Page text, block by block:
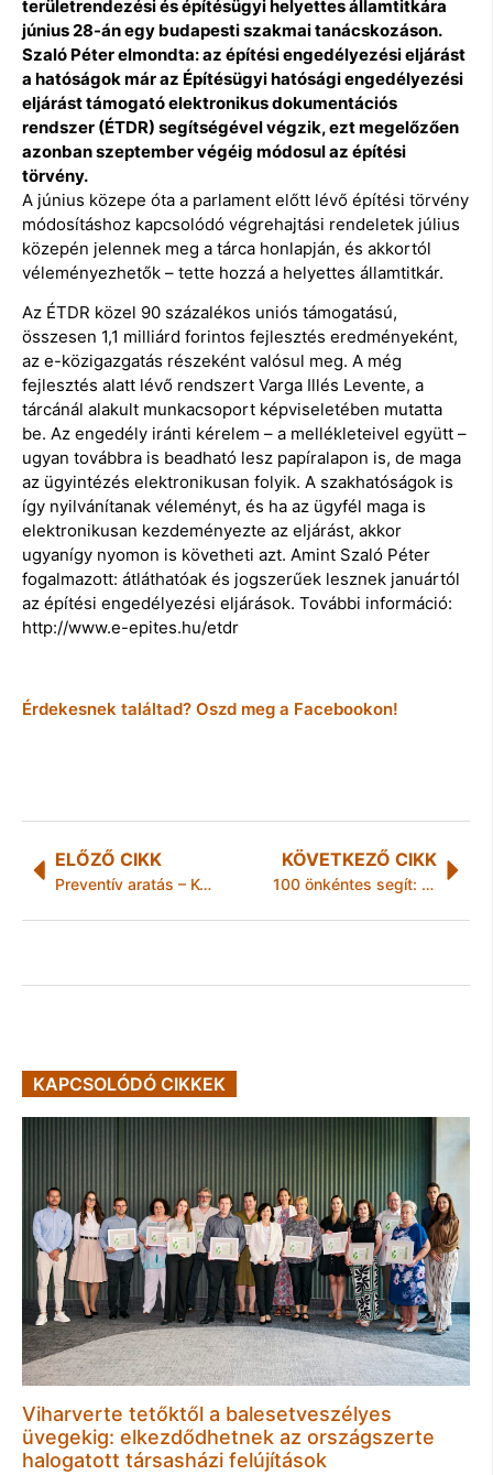
területrendezési és építésügyi helyettes államtitkára
június 28-án egy budapesti szakmai tanácskozáson.
Szaló Péter elmondta: az építési engedélyezési eljárást
a hatóságok már az Építésügyi hatósági engedélyezési
eljárást támogató elektronikus dokumentációs
rendszer (ÉTDR) segítségével végzik, ezt megelőzően
azonban szeptember végéig módosul az építési
törvény.
A június közepe óta a parlament előtt lévő építési törvény
módosításhoz kapcsolódó végrehajtási rendeletek július
közepén jelennek meg a tárca honlapján, és akkortól
véleményezhetők – tette hozzá a helyettes államtitkár.
Az ÉTDR közel 90 százalékos uniós támogatású,
összesen 1,1 milliárd forintos fejlesztés eredményeként,
az e-közigazgatás részeként valósul meg. A még
fejlesztés alatt lévő rendszert Varga Illés Levente, a
tárcánál alakult munkacsoport képviseletében mutatta
be. Az engedély iránti kérelem – a mellékleteivel együtt –
ugyan továbbra is beadható lesz papíralapon is, de maga
az ügyintézés elektronikusan folyik. A szakhatóságok is
így nyilvánítanak véleményt, és ha az ügyfél maga is
elektronikusan kezdeményezte az eljárást, akkor
ugyanígy nyomon is követheti azt. Amint Szaló Péter
fogalmazott: átláthatóak és jogszerűek lesznek januártól
az építési engedélyezési eljárások. További információ:
http://www.e-epites.hu/etdr
Érdekesnek találtad? Oszd meg a Facebookon!
ELŐZŐ CIKK
Preventív aratás – Kombájnok az utakon, óvatosan közlekedjenek
KÖVETKEZŐ CIKK
100 önkéntes segít: óvodát újítanak fel Miskolcon
KAPCSOLÓDÓ CIKKEK
Viharverte tetőktől a balesetveszélyes
üvegekig: elkezdődhetnek az országszerte
halogatott társasházi felújítások